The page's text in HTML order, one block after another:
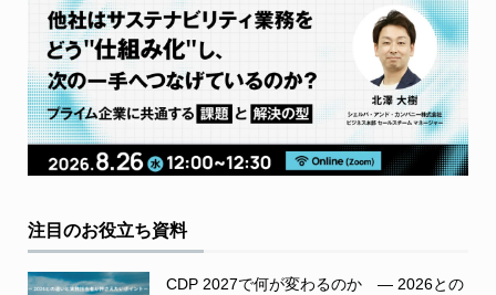
注目のお役立ち資料
CDP 2027で何が変わるのか ― 2026との